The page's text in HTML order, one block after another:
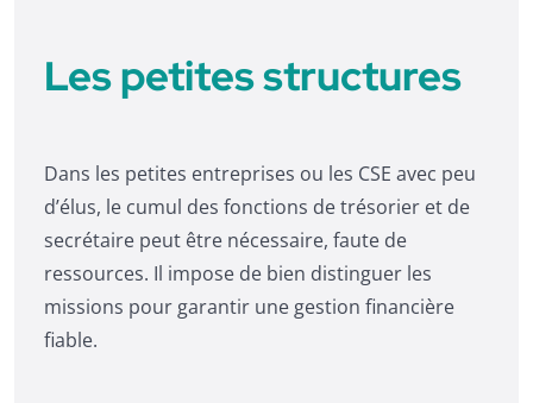
Les petites structures
Dans les petites entreprises ou les CSE avec peu
d’élus, le cumul des fonctions de trésorier et de
secrétaire peut être nécessaire, faute de
ressources. Il impose de bien distinguer les
missions pour garantir une gestion financière
fiable.